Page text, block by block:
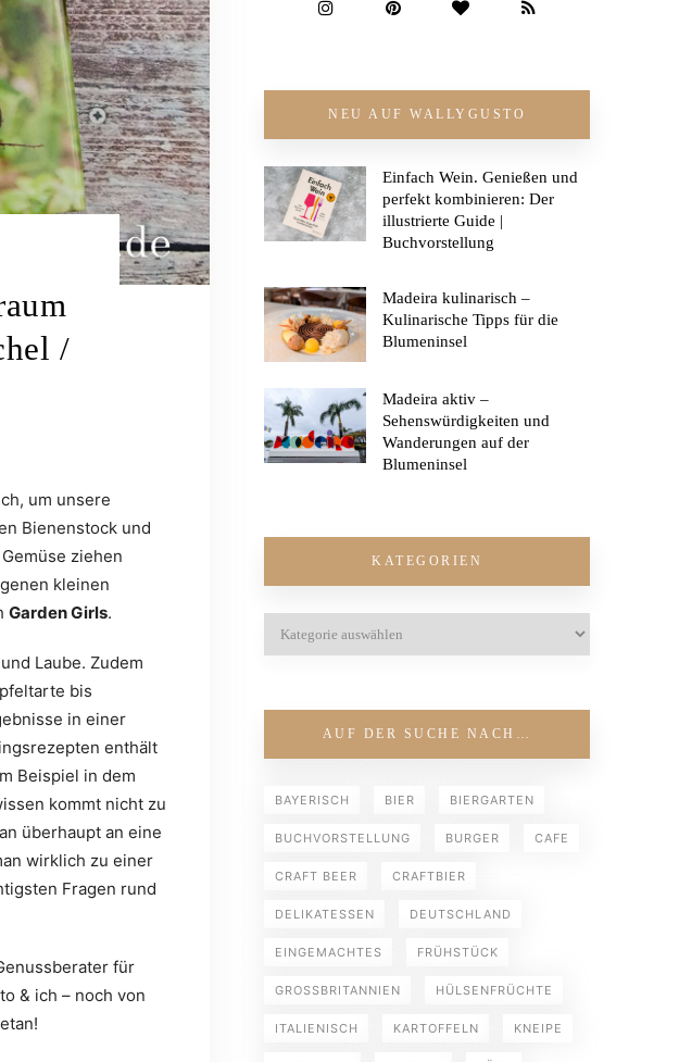
/
um unsere
Bienenstock und
ziehen
kleinen
Garden Girls.
Laube. Zudem
bis
in einer
enthält
Beispiel in dem
kommt nicht zu
überhaupt an eine
wirklich zu einer
Fragen rund
für
& ich – noch von
NEU AUF WALLYGUSTO
Einfach Wein. Genießen und
perfekt kombinieren: Der
illustrierte Guide |
Buchvorstellung
Madeira kulinarisch –
Kulinarische Tipps für die
Blumeninsel
Madeira aktiv –
Sehenswürdigkeiten und
Wanderungen auf der
Blumeninsel
KATEGORIEN
AUF DER SUCHE NACH…
BAYERISCH BIER BIERGARTEN
BUCHVORSTELLUNG BURGER CAFE
CRAFT BEER CRAFTBIER
DELIKATESSEN DEUTSCHLAND
EINGEMACHTES FRÜHSTÜCK
GROSSBRITANNIEN HÜLSENFRÜCHTE
ITALIENISCH KARTOFFELN KNEIPE